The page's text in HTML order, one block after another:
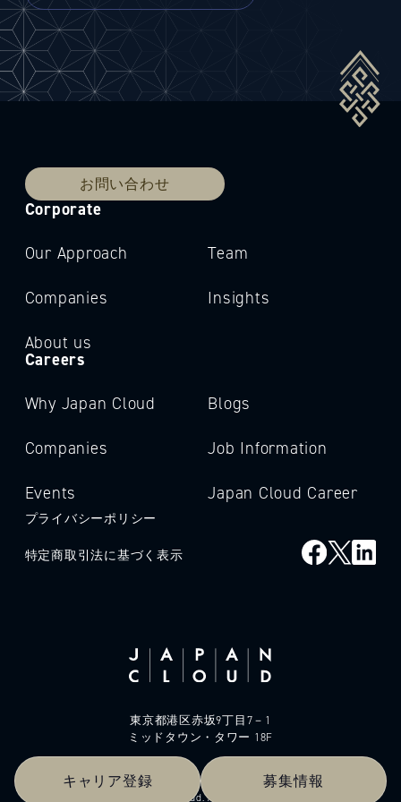
キャリア登録 募集情報
お問い合わせ
Corporate
Our Approach
Companies
About us
Team
Insights
Careers
Why Japan Cloud
Companies
Events
Blogs
Job Information
Japan Cloud Career
プライバシーポリシー
特定商取引法に基づく表示
東京都港区赤坂9丁目7－1
ミッドタウン・タワー 18F
© 2026 Japan Cloud. All rights reserved.